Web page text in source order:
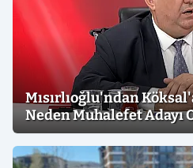
Mısırlıoğlu'ndan
Neden Muhalefet Adayı